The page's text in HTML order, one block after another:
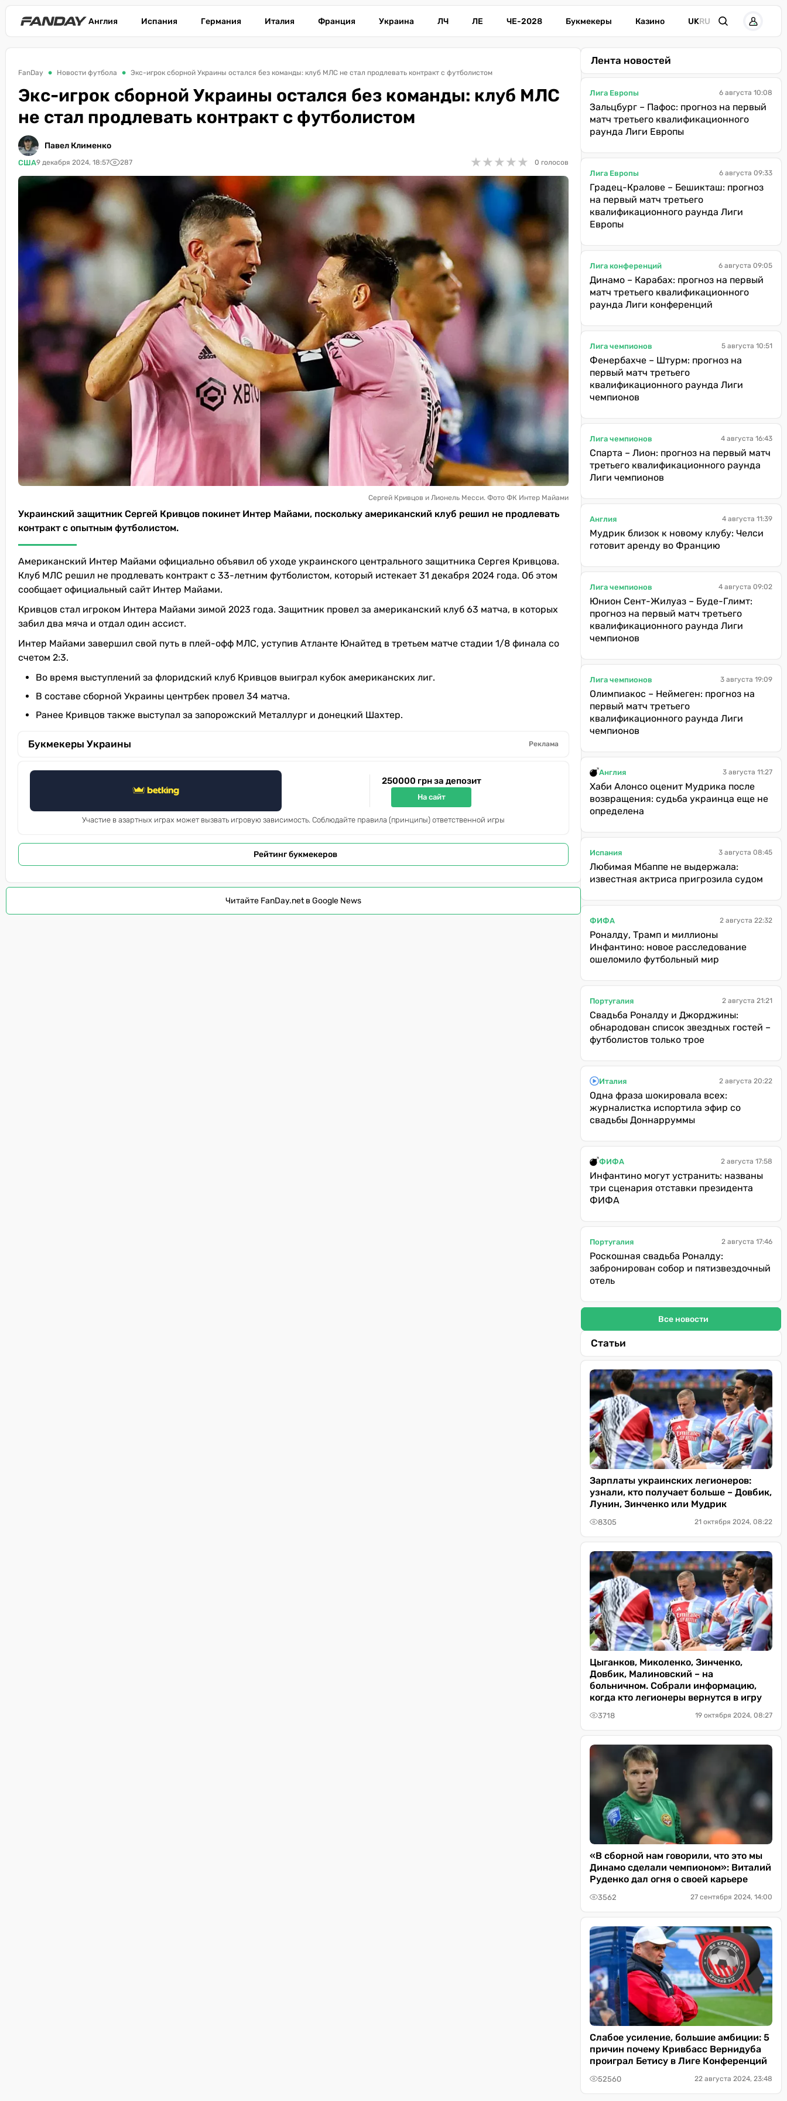
Англия Испания Германия Италия Франция Украина ЛЧ ЛЕ ЧЕ-2028 Букмекеры Казино UKRU
FanDay Новости футбола Экс-игрок сборной Украины остался без команды: клуб МЛС не стал продлевать контракт с футболистом
Экс-игрок сборной Украины остался без команды: клуб МЛС
не стал продлевать контракт с футболистом
Павел Клименко
США9 декабря 2024, 18:57 287 ★★★★★
★★★★★ 0 голосов
Сергей Кривцов и Лионель Месси. Фото ФК Интер Майами
Украинский защитник Сергей Кривцов покинет Интер Майами, поскольку американский клуб решил не продлевать
контракт с опытным футболистом.
Американский Интер Майами официально объявил об уходе украинского центрального защитника Сергея Кривцова.
Клуб МЛС решил не продлевать контракт с 33-летним футболистом, который истекает 31 декабря 2024 года. Об этом
сообщает официальный сайт Интер Майами.
Кривцов стал игроком Интера Майами зимой 2023 года. Защитник провел за американский клуб 63 матча, в которых
забил два мяча и отдал один ассист.
Интер Майами завершил свой путь в плей-офф МЛС, уступив Атланте Юнайтед в третьем матче стадии 1/8 финала со
счетом 2:3.
Во время выступлений за флоридский клуб Кривцов выиграл кубок американских лиг.
В составе сборной Украины центрбек провел 34 матча.
Ранее Кривцов также выступал за запорожский Металлург и донецкий Шахтер.
Букмекеры Украины Реклама
250000 грн за депозит
На сайт
Участие в азартных играх может вызвать игровую зависимость. Соблюдайте правила (принципы) ответственной игры
Рейтинг букмекеров
Читайте FanDay.net в Google News
Лента новостей
Лига Европы 6 августа 10:08
Зальцбург – Пафос: прогноз на первый
матч третьего квалификационного
раунда Лиги Европы
Лига Европы 6 августа 09:33
Градец-Кралове – Бешикташ: прогноз
на первый матч третьего
квалификационного раунда Лиги
Европы
Лига конференций 6 августа 09:05
Динамо – Карабах: прогноз на первый
матч третьего квалификационного
раунда Лиги конференций
Лига чемпионов 5 августа 10:51
Фенербахче – Штурм: прогноз на
первый матч третьего
квалификационного раунда Лиги
чемпионов
Лига чемпионов 4 августа 16:43
Спарта – Лион: прогноз на первый матч
третьего квалификационного раунда
Лиги чемпионов
Англия 4 августа 11:39
Мудрик близок к новому клубу: Челси
готовит аренду во Францию
Лига чемпионов 4 августа 09:02
Юнион Сент-Жилуаз – Буде-Глимт:
прогноз на первый матч третьего
квалификационного раунда Лиги
чемпионов
Лига чемпионов 3 августа 19:09
Олимпиакос – Неймеген: прогноз на
первый матч третьего
квалификационного раунда Лиги
чемпионов
Англия 3 августа 11:27
Хаби Алонсо оценит Мудрика после
возвращения: судьба украинца еще не
определена
Испания 3 августа 08:45
Любимая Мбаппе не выдержала:
известная актриса пригрозила судом
ФИФА 2 августа 22:32
Роналду, Трамп и миллионы
Инфантино: новое расследование
ошеломило футбольный мир
Португалия 2 августа 21:21
Свадьба Роналду и Джорджины:
обнародован список звездных гостей –
футболистов только трое
Италия 2 августа 20:22
Одна фраза шокировала всех:
журналистка испортила эфир со
свадьбы Доннарруммы
ФИФА 2 августа 17:58
Инфантино могут устранить: названы
три сценария отставки президента
ФИФА
Португалия 2 августа 17:46
Роскошная свадьба Роналду:
забронирован собор и пятизвездочный
отель
Все новости
Статьи
Зарплаты украинских легионеров:
узнали, кто получает больше – Довбик,
Лунин, Зинченко или Мудрик
8305 21 октября 2024, 08:22
Цыганков, Миколенко, Зинченко,
Довбик, Малиновский – на
больничном. Собрали информацию,
когда кто легионеры вернутся в игру
3718 19 октября 2024, 08:27
«В сборной нам говорили, что это мы
Динамо сделали чемпионом»: Виталий
Руденко дал огня о своей карьере
3562 27 сентября 2024, 14:00
Слабое усиление, большие амбиции: 5
причин почему Кривбасс Вернидуба
проиграл Бетису в Лиге Конференций
52560 22 августа 2024, 23:48